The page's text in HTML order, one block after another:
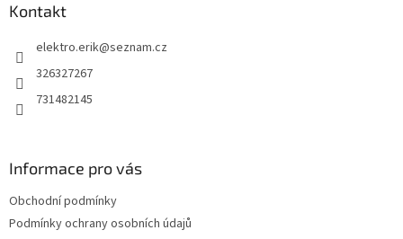
Kontakt
elektro.erik@seznam.cz
326327267
731482145
Informace pro vás
Obchodní podmínky
Podmínky ochrany osobních údajů